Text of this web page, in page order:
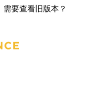
需要查看旧版本？